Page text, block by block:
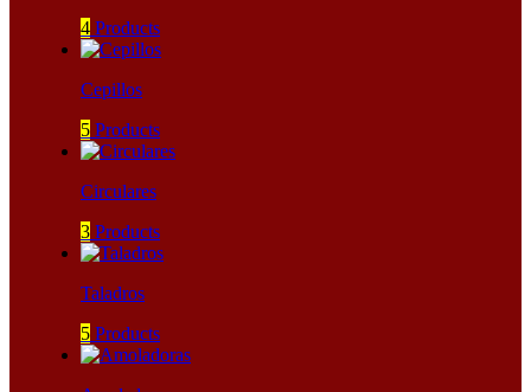
4 Products
Cepillos
5 Products
Circulares
3 Products
Taladros
5 Products